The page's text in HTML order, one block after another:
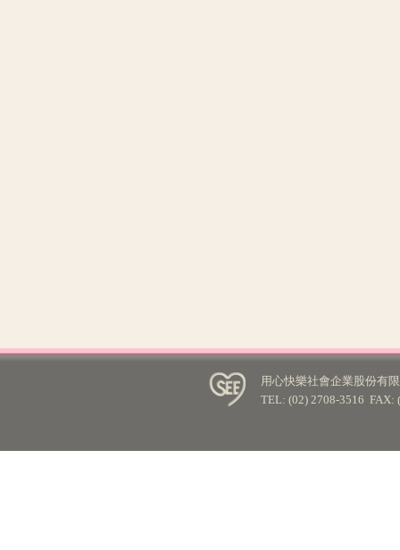
用心快樂社會企業股份有
TEL: (02) 2708-3516